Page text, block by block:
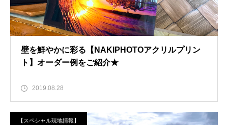
壁を鮮やかに彩る【NAKIPHOTOアクリルプリン
ト】オーダー例をご紹介★
2019.08.28
【スペシャル現地情報】